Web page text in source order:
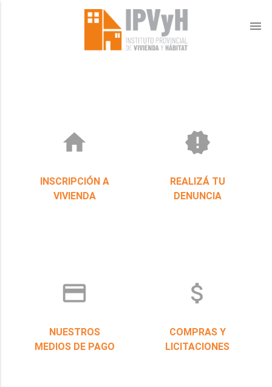
menu
home
INSCRIPCIÓN A
VIVIENDA
new_releases
REALIZÁ TU
DENUNCIA
credit_card
NUESTROS
MEDIOS DE PAGO
attach_money
COMPRAS Y
LICITACIONES